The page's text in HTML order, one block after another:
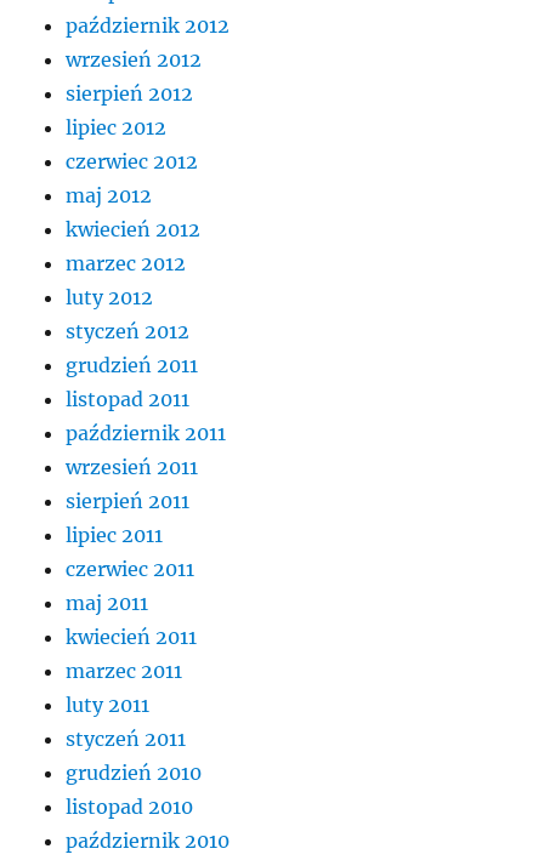
październik 2012
wrzesień 2012
sierpień 2012
lipiec 2012
czerwiec 2012
maj 2012
kwiecień 2012
marzec 2012
luty 2012
styczeń 2012
grudzień 2011
listopad 2011
październik 2011
wrzesień 2011
sierpień 2011
lipiec 2011
czerwiec 2011
maj 2011
kwiecień 2011
marzec 2011
luty 2011
styczeń 2011
grudzień 2010
listopad 2010
październik 2010